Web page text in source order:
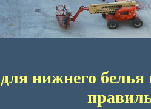
нижнего белья